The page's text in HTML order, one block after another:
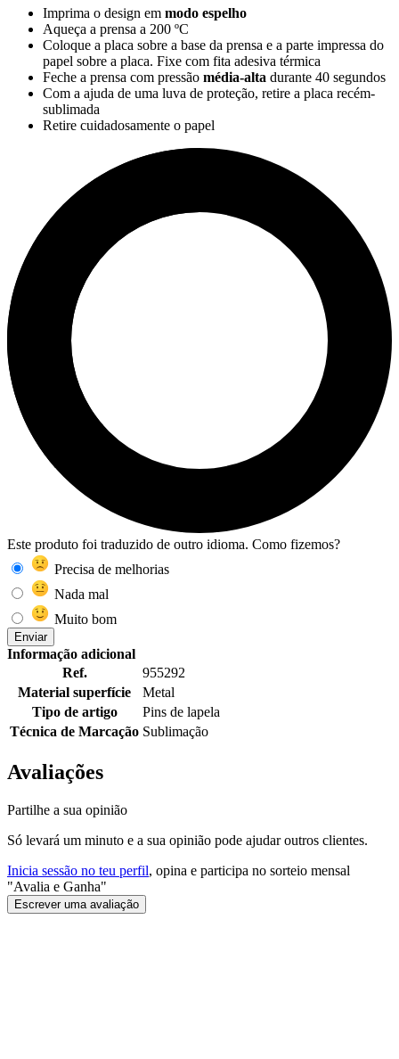
Imprima o design em modo espelho
Aqueça a prensa a 200 ºC
Coloque a placa sobre a base da prensa e a parte impressa do
papel sobre a placa. Fixe com fita adesiva térmica
Feche a prensa com pressão média-alta durante 40 segundos
Com a ajuda de uma luva de proteção, retire a placa recém-
sublimada
Retire cuidadosamente o papel
Este produto foi traduzido de outro idioma. Como fizemos?
Precisa de melhorias
Nada mal
Muito bom
Enviar
Informação adicional
Ref.
955292
Material superfície
Metal
Tipo de artigo
Pins de lapela
Técnica de Marcação Sublimação
Avaliações
Partilhe a sua opinião
Só levará um minuto e a sua opinião pode ajudar outros clientes.
Inicia sessão no teu perfil, opina e participa no sorteio mensal
"Avalia e Ganha"
Escrever uma avaliação